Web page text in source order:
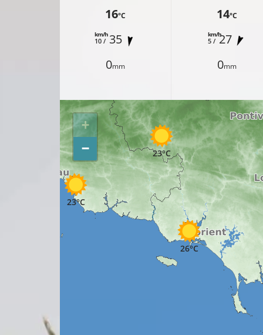
16°C
10 /
km/h 35
0mm
14°C
5 /
km/h27
0mm
23°C
26°C
23°C
+
−